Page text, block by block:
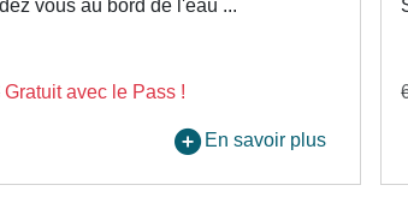
vous au bord de l'eau ...
Gratuit avec le Pass !
En savoir plus